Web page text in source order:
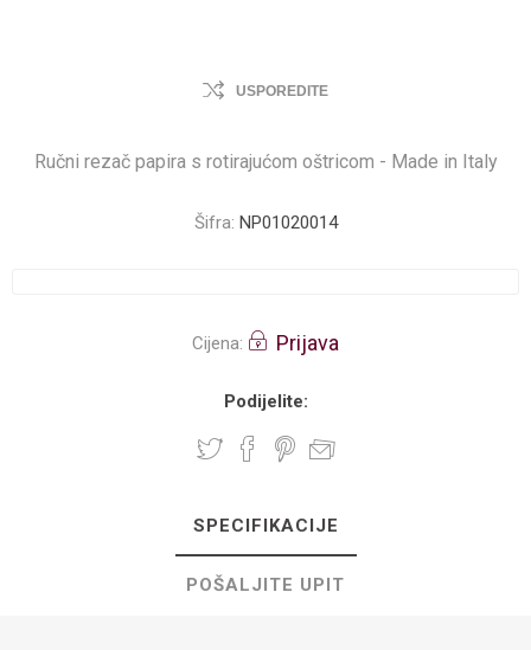
USPOREDITE
Ručni rezač papira s rotirajućom oštricom - Made in Italy
Šifra: NP01020014
Cijena: Prijava
Podijelite:
SPECIFIKACIJE
POŠALJITE UPIT